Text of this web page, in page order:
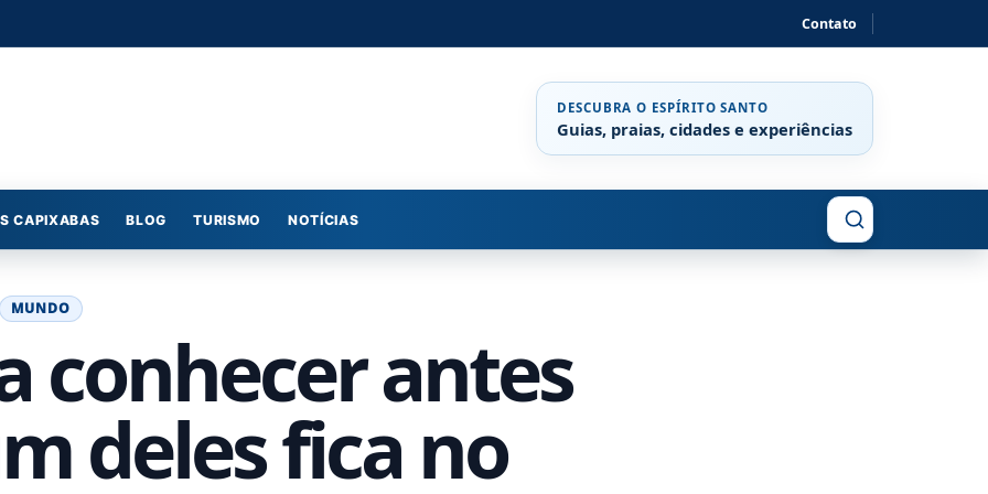
Contato
DESCUBRA O ESPÍRITO SANTO
Guias, praias, cidades e experiências
Buscar
CAPIXABAS BLOG TURISMO NOTÍCIAS
MUNDO
conhecer antes
deles fica no